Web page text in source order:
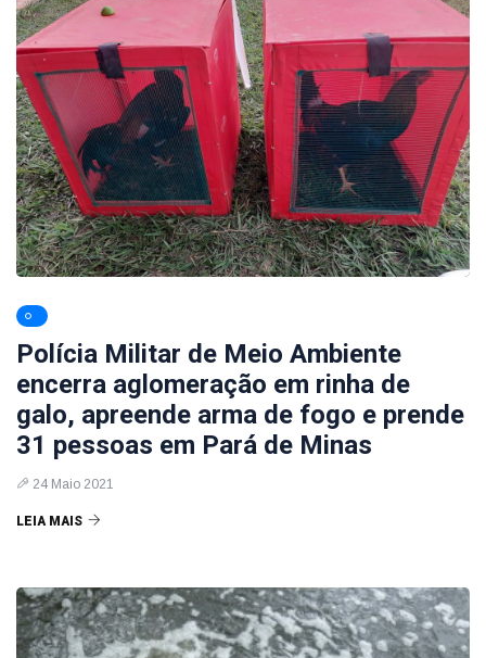
Polícia Militar de Meio Ambiente
encerra aglomeração em rinha de
galo, apreende arma de fogo e prende
31 pessoas em Pará de Minas
24 Maio 2021
LEIA MAIS